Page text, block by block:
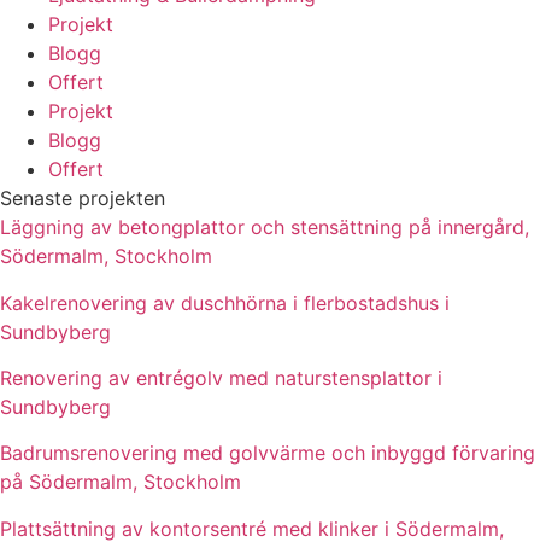
Projekt
Blogg
Offert
Projekt
Blogg
Offert
Senaste projekten
Läggning av betongplattor och stensättning på innergård,
Södermalm, Stockholm
Kakelrenovering av duschhörna i flerbostadshus i
Sundbyberg
Renovering av entrégolv med naturstensplattor i
Sundbyberg
Badrumsrenovering med golvvärme och inbyggd förvaring
på Södermalm, Stockholm
Plattsättning av kontorsentré med klinker i Södermalm,